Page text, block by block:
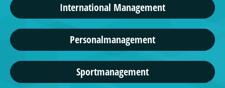
International Management
Personalmanagement
Sportmanagement